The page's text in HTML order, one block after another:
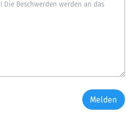
Melden